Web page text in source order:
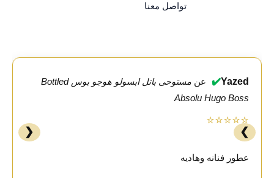
تواصل معنا
Yazed
✔️ عن
مستوحى باتل ابسولو هوجو بوس Bottled
Absolu Hugo Boss
⭐⭐⭐⭐⭐
عطور فنانه وهاديه
❮ ❯